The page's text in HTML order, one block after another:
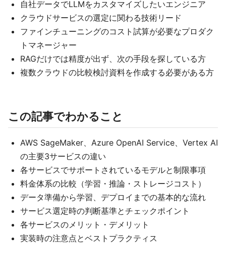
自社データでLLMをカスタマイズしたいエンジニア
クラウドサービスの選定に関わる技術リード
ファインチューニングのコスト試算が必要なプロダク
トマネージャー
RAGだけでは精度が出ず、次の手段を探している方
複数クラウドの比較検討資料を作成する必要がある方
この記事でわかること
AWS SageMaker、Azure OpenAI Service、Vertex AI
の主要3サービスの違い
各サービスでサポートされているモデルと制限事項
料金体系の比較（学習・推論・ストレージコスト）
データ準備から学習、デプロイまでの基本的な流れ
サービス選定時の判断基準とチェックポイント
各サービスのメリット・デメリット
実装時の注意点とベストプラクティス